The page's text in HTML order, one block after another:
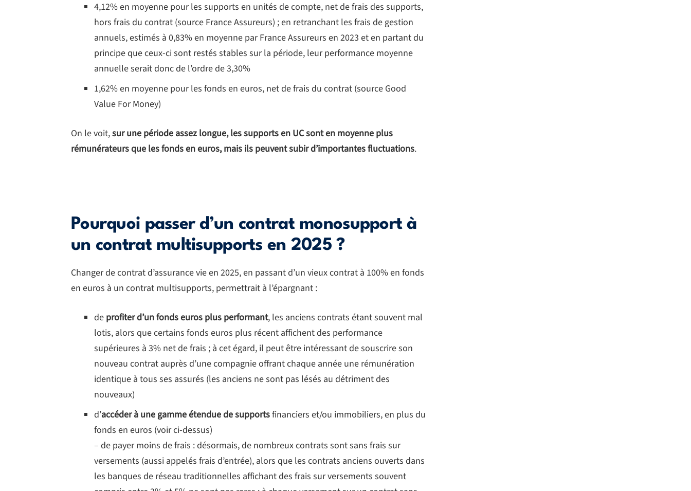
4,12% en moyenne pour les supports en unités de compte, net de frais des supports,
hors frais du contrat (source France Assureurs) ; en retranchant les frais de gestion
annuels, estimés à 0,83% en moyenne par France Assureurs en 2023 et en partant du
principe que ceux-ci sont restés stables sur la période, leur performance moyenne
annuelle serait donc de l’ordre de 3,30%
1,62% en moyenne pour les fonds en euros, net de frais du contrat (source Good
Value For Money)
On le voit,sur une période assez longue, les supports en UC sont en moyenne plus
rémunérateurs que les fonds en euros, mais ils peuvent subir d’importantes fluctuations.
Pourquoi passer d’un contrat monosupport à
un contrat multisupports en 2025 ?
Changer de contrat d’assurance vie en 2025, en passant d’un vieux contrat à 100% en fonds
en euros à un contrat multisupports, permettrait à l’épargnant :
de profiter d’un fonds euros plus performant, les anciens contrats étant souvent mal
lotis, alors que certains fonds euros plus récent affichent des performance
supérieures à 3% net de frais ; à cet égard, il peut être intéressant de souscrire son
nouveau contrat auprès d’une compagnie offrant chaque année une rémunération
identique à tous ses assurés (les anciens ne sont pas lésés au détriment des
nouveaux)
d’accéder à une gamme étendue de supportsfinanciers et/ou immobiliers, en plus du
fonds en euros (voir ci-dessus)
– de payer moins de frais : désormais, de nombreux contrats sont sans frais sur
versements (aussi appelés frais d’entrée), alors que les contrats anciens ouverts dans
les banques de réseau traditionnelles affichant des frais sur versements souvent